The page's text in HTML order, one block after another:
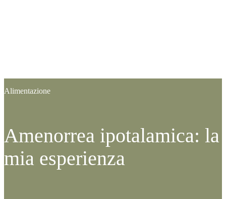
Amenorrea ipotalamica: la
mia esperienza
Categoria:
Alimentazione